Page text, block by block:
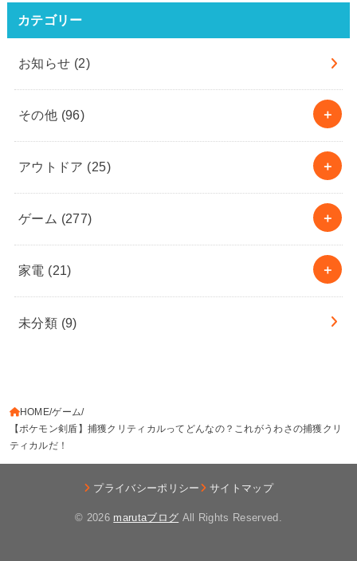
カテゴリー
お知らせ (2)
その他 (96)
アウトドア (25)
ゲーム (277)
家電 (21)
未分類 (9)
HOME ゲーム
【ポケモン剣盾】捕獲クリティカルってどんなの？これがうわさの捕獲クリ
ティカルだ！
プライバシーポリシー サイトマップ
© 2026 marutaブログ All Rights Reserved.